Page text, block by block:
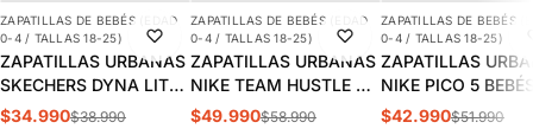
-10%
ZAPATILLAS DE BEBÉS (EDAD
0-4 / TALLAS 18-25)
ZAPATILLAS URBANAS
SKECHERS DYNA LITE
BEBÉS | 403904N-
$34.990$38.990
-15%
ZAPATILLAS DE BEBÉS (EDAD
0-4 / TALLAS 18-25)
ZAPATILLAS URBANAS
NIKE TEAM HUSTLE D
10 LIL BEBÉS |
$49.990$58.990
-17%
ZAPATILLAS DE BEBÉS
0-4 / TALLAS 18-25)
ZAPATILLAS
NIKE PICO 5
AR4162-100
$42.990$51.990